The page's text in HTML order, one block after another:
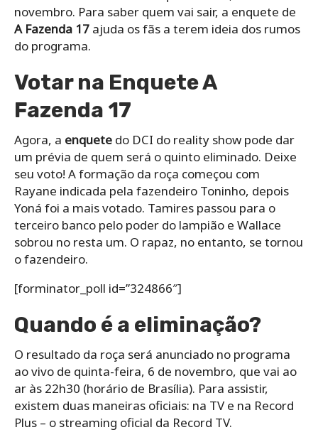
novembro. Para saber quem vai sair, a enquete de
A Fazenda 17 ajuda os fãs a terem ideia dos rumos
do programa.
Votar na Enquete A
Fazenda 17
Agora, a enquete do DCI do reality show pode dar
um prévia de quem será o quinto eliminado. Deixe
seu voto! A formação da roça começou com
Rayane indicada pela fazendeiro Toninho, depois
Yoná foi a mais votado. Tamires passou para o
terceiro banco pelo poder do lampião e Wallace
sobrou no resta um. O rapaz, no entanto, se tornou
o fazendeiro.
[forminator_poll id=”324866″]
Quando é a eliminação?
O resultado da roça será anunciado no programa
ao vivo de quinta-feira, 6 de novembro, que vai ao
ar às 22h30 (horário de Brasília). Para assistir,
existem duas maneiras oficiais: na TV e na Record
Plus – o streaming oficial da Record TV.